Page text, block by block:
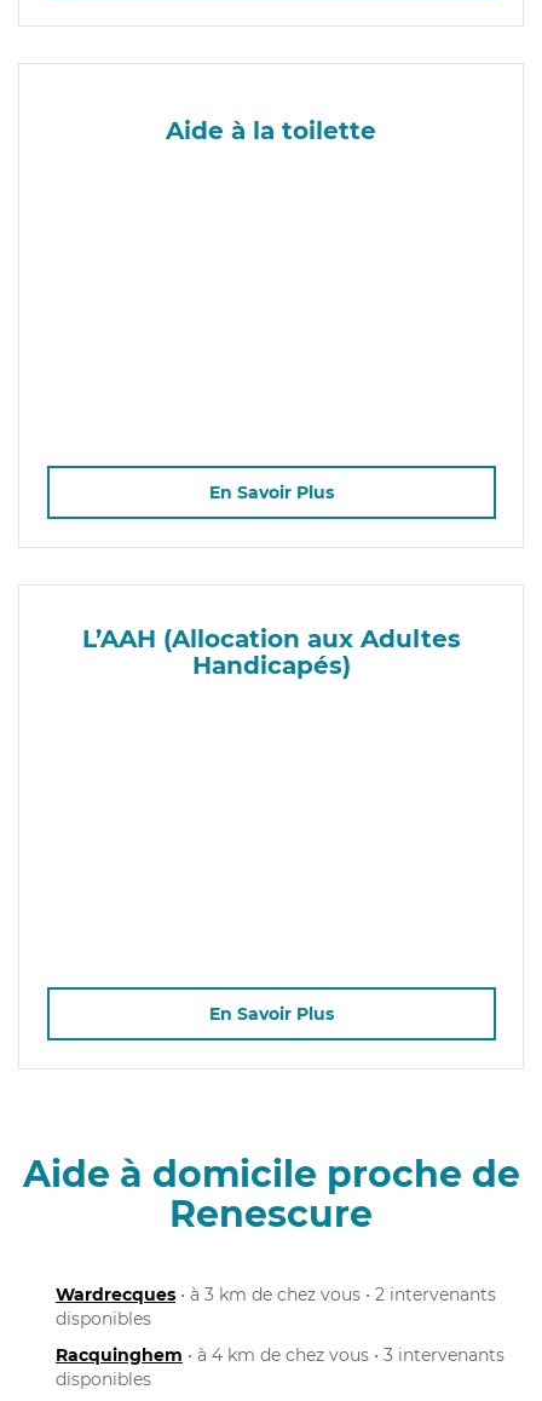
Aide à la toilette
En Savoir Plus
L’AAH (Allocation aux Adultes
Handicapés)
En Savoir Plus
Aide à domicile proche de
Renescure
Wardrecques • à 3 km de chez vous • 2 intervenants
disponibles
Racquinghem • à 4 km de chez vous • 3 intervenants
disponibles